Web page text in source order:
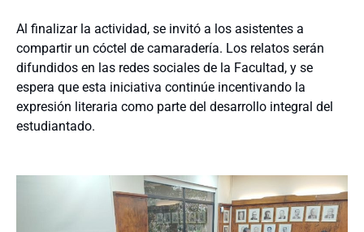
Al finalizar la actividad, se invitó a los asistentes a
compartir un cóctel de camaradería. Los relatos serán
difundidos en las redes sociales de la Facultad, y se
espera que esta iniciativa continúe incentivando la
expresión literaria como parte del desarrollo integral del
estudiantado.